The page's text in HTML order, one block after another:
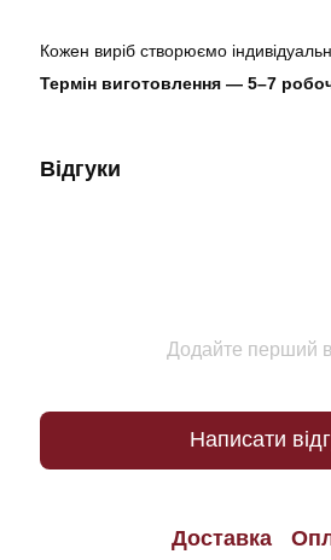
Кожен виріб створюємо
Термін виготовлення — 5–7
Відгуки
Додайте перший
Написати
Доставка